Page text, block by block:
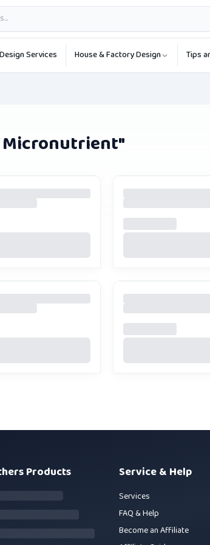
Services House & Factory Design Tips
"
Products Service & Help
Services
FAQ & Help
Become an Affiliate